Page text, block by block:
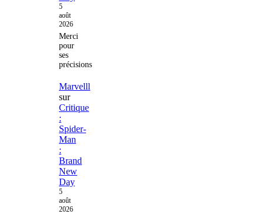
5
août
2026
Merci
pour
ses
précisions
Marvelll
sur
Critique
:
Spider-
Man
:
Brand
New
Day
5
août
2026